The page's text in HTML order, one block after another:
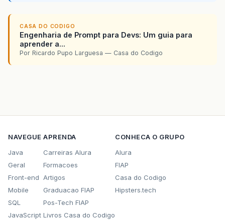
CASA DO CODIGO
Engenharia de Prompt para Devs: Um guia para
aprender a...
Por Ricardo Pupo Larguesa — Casa do Codigo
NAVEGUE
Java
Geral
Front-end
Mobile
SQL
JavaScript
APRENDA
Carreiras Alura
Formacoes
Artigos
Graduacao FIAP
Pos-Tech FIAP
Livros Casa do Codigo
CONHECA O GRUPO
Alura
FIAP
Casa do Codigo
Hipsters.tech